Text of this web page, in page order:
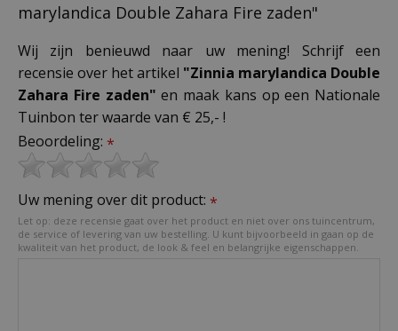
marylandica Double Zahara Fire zaden"
Wij zijn benieuwd naar uw mening! Schrijf een
recensie over het artikel "Zinnia marylandica Double
Zahara Fire zaden" en maak kans op een Nationale
Tuinbon ter waarde van € 25,- !
Beoordeling: *
Uw mening over dit product: *
Let op: deze recensie gaat over het product en niet over ons tuincentrum,
de service of levering van uw bestelling. U kunt bijvoorbeeld in gaan op de
kwaliteit van het product, de look & feel en belangrijke eigenschappen.